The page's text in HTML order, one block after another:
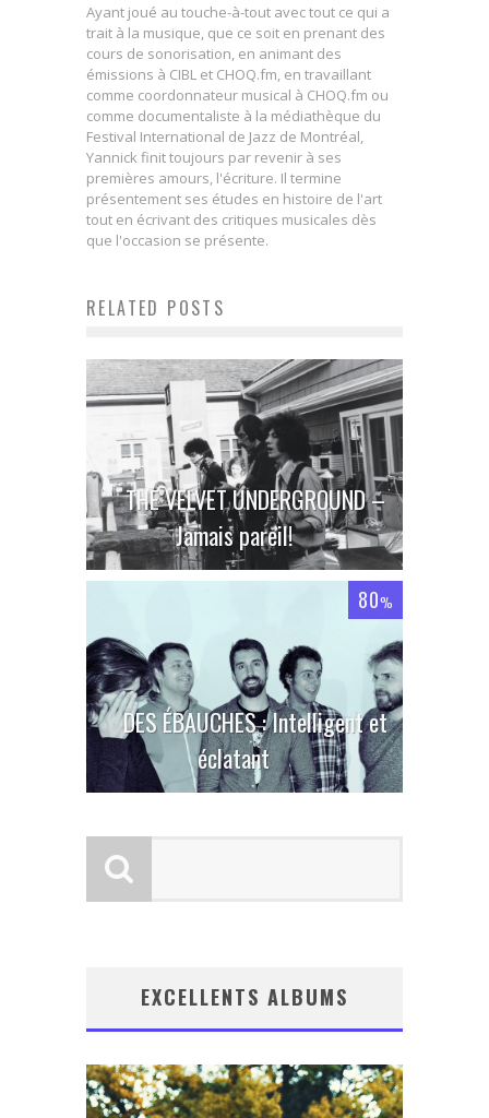
Ayant joué au touche-à-tout avec tout ce qui a
trait à la musique, que ce soit en prenant des
cours de sonorisation, en animant des
émissions à CIBL et CHOQ.fm, en travaillant
comme coordonnateur musical à CHOQ.fm ou
comme documentaliste à la médiathèque du
Festival International de Jazz de Montréal,
Yannick finit toujours par revenir à ses
premières amours, l'écriture. Il termine
présentement ses études en histoire de l'art
tout en écrivant des critiques musicales dès
que l'occasion se présente.
RELATED POSTS
THE VELVET UNDERGROUND –
Jamais pareil!
80%
DES ÉBAUCHES : Intelligent et
éclatant
EXCELLENTS ALBUMS